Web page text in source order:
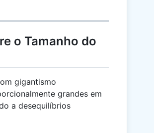
o Tamanho do
gigantismo
grandes em
a desequilíbrios